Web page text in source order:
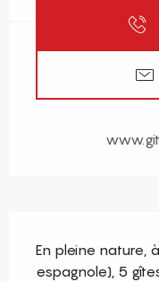
En pleine nature,
espagnole), 5